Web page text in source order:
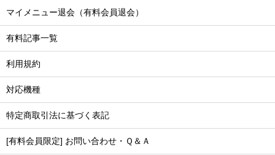
マイメニュー退会（有料会員退会）
有料記事一覧
利用規約
対応機種
特定商取引法に基づく表記
[有料会員限定] お問い合わせ・Ｑ＆Ａ